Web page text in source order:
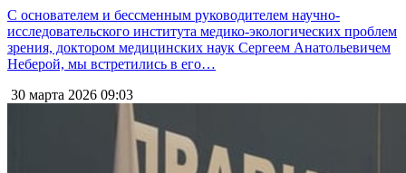
С основателем и бессменным руководителем научно-
исследовательского института медико-экологических проблем
зрения, доктором медицинских наук Сергеем Анатольевичем
Неберой, мы встретились в его…
30 марта 2026 09:03